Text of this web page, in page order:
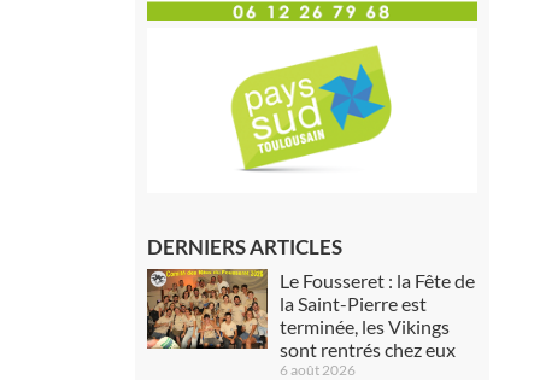
DERNIERS ARTICLES
Le Fousseret : la Fête de
la Saint-Pierre est
terminée, les Vikings
sont rentrés chez eux
6 août 2026